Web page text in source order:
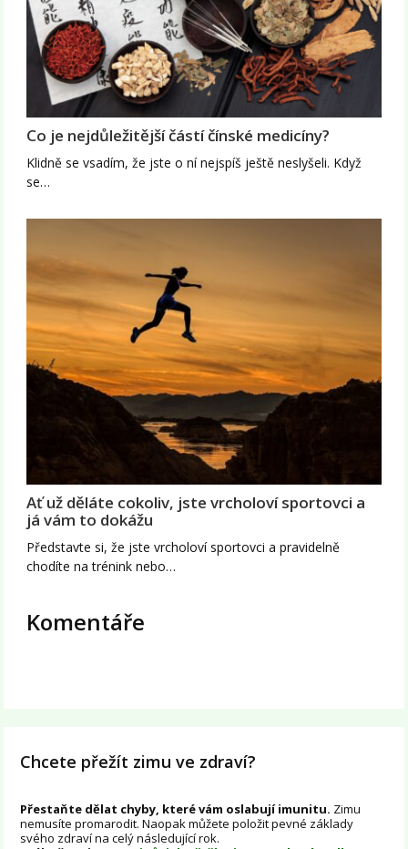
Co je nejdůležitější částí čínské medicíny?
Klidně se vsadím, že jste o ní nejspíš ještě neslyšeli. Když
se…
Ať už děláte cokoliv, jste vrcholoví sportovci a
já vám to dokážu
Představte si, že jste vrcholoví sportovci a pravidelně
chodíte na trénink nebo…
Komentáře
Chcete přežít zimu ve zdraví?
Přestaňte dělat chyby, které vám oslabují imunitu. Zimu
nemusíte promarodit. Naopak můžete položit pevné základy
svého zdraví na celý následující rok.